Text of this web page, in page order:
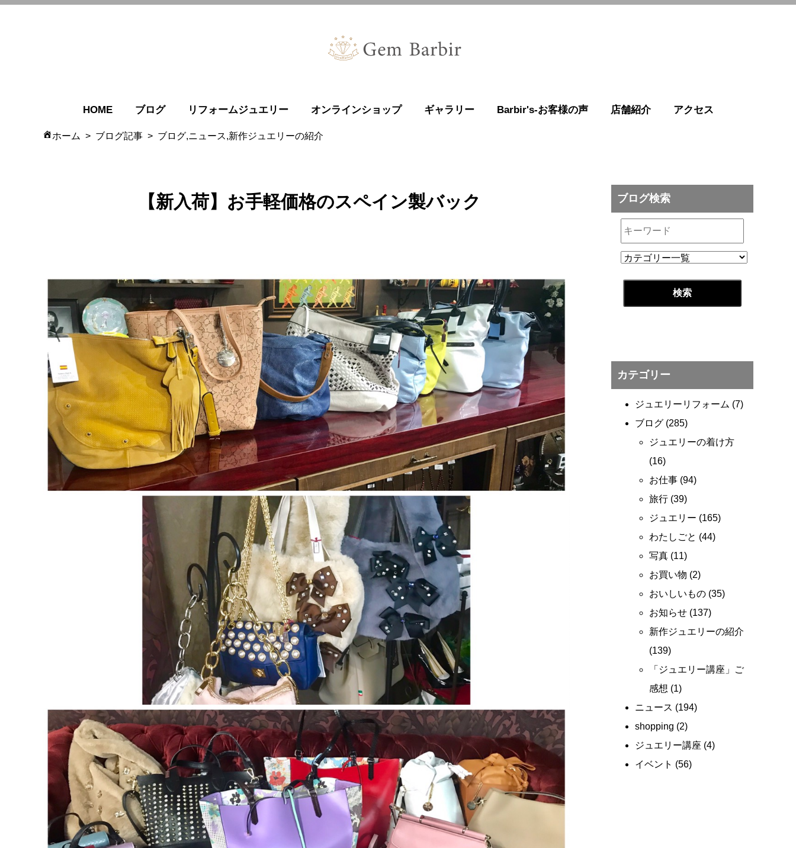
HOME ブログ リフォームジュエリー オンラインショップ ギャラリー Barbir's-お客様の声 店舗紹介 アクセス
ホーム ブログ記事 ブログ,ニュース,新作ジュエリーの紹介
【新入荷】お手軽価格のスペイン製バック ブログ検索
カテゴリー
ジュエリーリフォーム (7)
ブログ (285)
ジュエリーの着け方
(16)
お仕事 (94)
旅行 (39)
ジュエリー (165)
わたしごと (44)
写真 (11)
お買い物 (2)
おいしいもの (35)
お知らせ (137)
新作ジュエリーの紹介
(139)
「ジュエリー講座」ご
感想 (1)
ニュース (194)
shopping (2)
ジュエリー講座 (4)
イベント (56)